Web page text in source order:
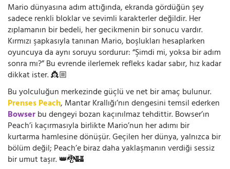
Mario dünyasına adım attığında, ekranda gördüğün şey
sadece renkli bloklar ve sevimli karakterler değildir. Her
zıplamanın bir bedeli, her gecikmenin bir sonucu vardır.
Kırmızı şapkasıyla tanınan Mario, boşlukları hesaplarken
oyuncuya da aynı soruyu sordurur: “Şimdi mi, yoksa bir adım
sonra mı?” Bu evrende ilerlemek refleks kadar sabır, hız kadar
dikkat ister. 👸🏼
Bu yolculuğun merkezinde güçlü ve net bir amaç bulunur.
Prenses Peach, Mantar Krallığı’nın dengesini temsil ederken
Bowserbu dengeyi bozan kaçınılmaz tehdittir. Bowser’ın
Peach’i kaçırmasıyla birlikte Mario’nun her adımı bir
kurtarma hamlesine dönüşür. Geçilen her dünya, yalnızca bir
bölüm değil; Peach’e biraz daha yaklaşmanın verdiği sessiz
bir umut taşır. 👑🐉🏰